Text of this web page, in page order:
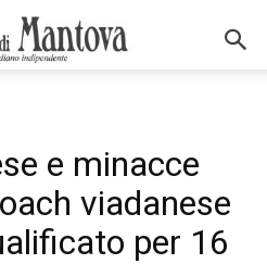
e minacce
viadanese
per 16